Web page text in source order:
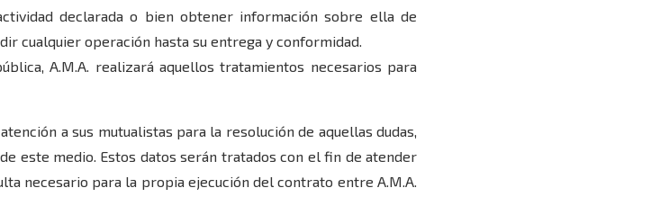
declarada o bien obtener información sobre ella de
cualquier operación hasta su entrega y conformidad.
A.M.A. realizará aquellos tratamientos necesarios para
a sus mutualistas para la resolución de aquellas dudas,
este medio. Estos datos serán tratados con el fin de atender
necesario para la propia ejecución del contrato entre A.M.A.